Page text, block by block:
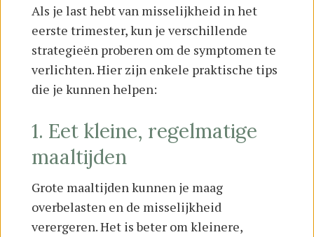
Als je last hebt van misselijkheid in het
eerste trimester, kun je verschillende
strategieën proberen om de symptomen te
verlichten. Hier zijn enkele praktische tips
die je kunnen helpen:
1. Eet kleine, regelmatige
maaltijden
Grote maaltijden kunnen je maag
overbelasten en de misselijkheid
verergeren. Het is beter om kleinere,